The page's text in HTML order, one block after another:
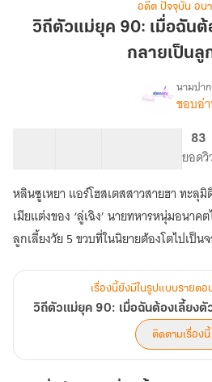
แม่
ยุค
ร้าย
ให้
กลาย
เป็น
รัก
อดีต ปัจจุบัน อน
วิถีตัวแม่ยุค 90: เมื่อฉันต้
กลายเป็นลู
เรื่อง
ตัว
แม่
ยุค
เมื่อ
ฉัน
ต้อง
เลี้ยง
ร้าย
ให้
กลาย
เป็น
ลูก
รัก
นามปา
ชอบอ่
83
ยอดวิ
หลินซูเหยา แอร์โฮสเตสสาวสายฮา ทะลุมิ
เมียแต่งของ ‘ลู่เฉิง’ นายทหารหนุ่มอนาค
ลูกเลี้ยงวัย 5 ขวบที่ในนิยายต้องโตไปเป็น
เรื่องนี้ยังมีในรูปแบบรายตอ
ติดตามเรื่องนี้